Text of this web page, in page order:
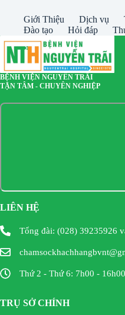
Giới Thiệu Dịch vụ
Đào tạo
Hỏi đáp
BỆNH VIỆN NGUYỄN TRÃI
TẬN TÂM - CHUYÊN NGHIỆP
LIÊN HỆ
Tổng đài: (028) 39235926
Thứ 2 - Thứ 6: 7h00 - 16h00
TRỤ SỞ CHÍNH